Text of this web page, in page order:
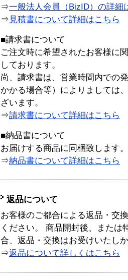
⇒一般法人会員（BizID）の詳細
⇒ 見積書について詳細はこちら
■請求書について
ご注文時に希望されたお客様に
しております。
尚、請求書は、営業時間内での
かかる場合等）によりましては
ざいます。
⇒請求書について詳細はこちら
■納品書について
お届けする商品に同梱致します。
⇒納品書について詳細はこちら
返品について
お客様のご都合による返品・交
ください。 商品開封後、または
合、返品・交換はお受けいたし
⇒返品について詳しくはこちら